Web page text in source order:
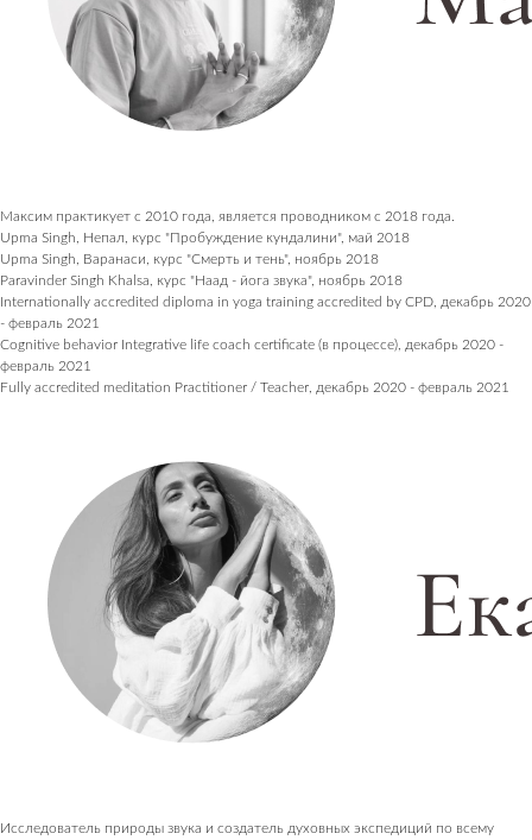
Максим практикует с 2010 года, является проводником с 2018 года.
Upma Singh, Непал, курс "Пробуждение кундалини", май 2018
Upma Singh, Варанаси, курс "Смерть и тень", ноябрь 2018
Paravinder Singh Khalsa, курс "Наад - йога звука", ноябрь 2018
Internationally accredited diploma in yoga training accredited by CPD, декабрь 2020
- февраль 2021
Cognitive behavior Integrative life coach certificate (в процессе), декабрь 2020 -
февраль 2021
Fully accredited meditation Practitioner / Teacher, декабрь 2020 - февраль 2021
Исследователь природы звука и создатель духовных экспедиций по всему